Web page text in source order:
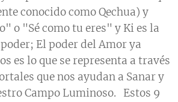
conocido como Qechua) y
o "Sé como tu eres" y Ki es la
El poder del Amor ya
es lo que se representa a través
que nos ayudan a Sanar y
Campo Luminoso. Estos 9